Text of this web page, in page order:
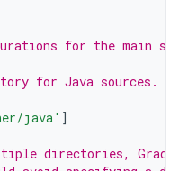
for the main
for Java sources.
java' ]
directories,